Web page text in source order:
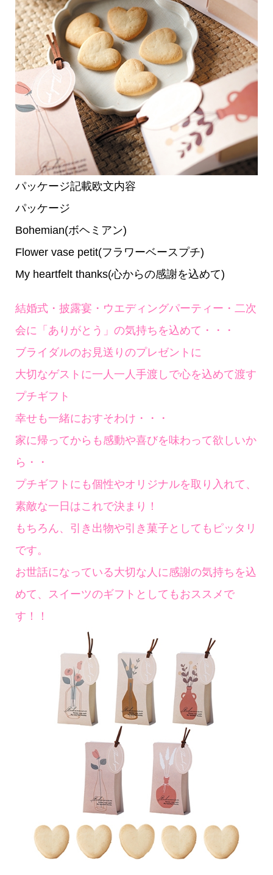
パッケージ記載欧文内容
パッケージ
Bohemian(ボヘミアン)
Flower vase petit(フラワーベースプチ)
My heartfelt thanks(心からの感謝を込めて)
結婚式・披露宴・ウエディングパーティー・二次
会に「ありがとう」の気持ちを込めて・・・
ブライダルのお見送りのプレゼントに
大切なゲストに一人一人手渡しで心を込めて渡す
プチギフト
幸せも一緒におすそわけ・・・
家に帰ってからも感動や喜びを味わって欲しいか
ら・・
プチギフトにも個性やオリジナルを取り入れて、
素敵な一日はこれで決まり！
もちろん、引き出物や引き菓子としてもピッタリ
です。
お世話になっている大切な人に感謝の気持ちを込
めて、スイーツのギフトとしてもおススメで
す！！